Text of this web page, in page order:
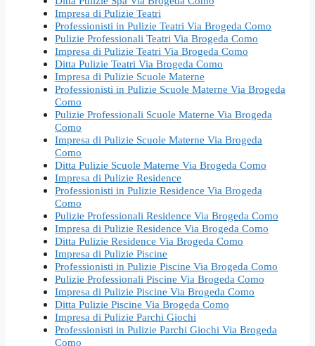
Impresa di Pulizie Teatri
Professionisti in Pulizie Teatri Via Brogeda Como
Pulizie Professionali Teatri Via Brogeda Como
Impresa di Pulizie Teatri Via Brogeda Como
Ditta Pulizie Teatri Via Brogeda Como
Impresa di Pulizie Scuole Materne
Professionisti in Pulizie Scuole Materne Via Brogeda
Como
Pulizie Professionali Scuole Materne Via Brogeda
Como
Impresa di Pulizie Scuole Materne Via Brogeda
Como
Ditta Pulizie Scuole Materne Via Brogeda Como
Impresa di Pulizie Residence
Professionisti in Pulizie Residence Via Brogeda
Como
Pulizie Professionali Residence Via Brogeda Como
Impresa di Pulizie Residence Via Brogeda Como
Ditta Pulizie Residence Via Brogeda Como
Impresa di Pulizie Piscine
Professionisti in Pulizie Piscine Via Brogeda Como
Pulizie Professionali Piscine Via Brogeda Como
Impresa di Pulizie Piscine Via Brogeda Como
Ditta Pulizie Piscine Via Brogeda Como
Impresa di Pulizie Parchi Giochi
Professionisti in Pulizie Parchi Giochi Via Brogeda
Como